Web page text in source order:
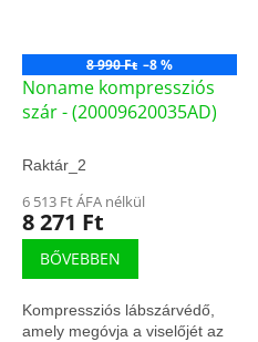
8 990 Ft –8 %
Noname kompressziós
szár - (20009620035AD)
Raktár_2
6 513 Ft ÁFA nélkül
8 271 Ft
BŐVEBBEN
Kompressziós lábszárvédő,
amely megóvja a viselőjét az